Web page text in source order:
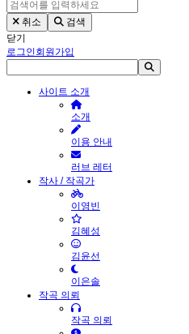
취소
검색
닫기
로그인회원가입
사이트 소개
소개
이용 안내
러브 레터
작사 / 작곡가
이영빈
김혜성
김윤선
이은솔
작곡 의뢰
작곡 의뢰